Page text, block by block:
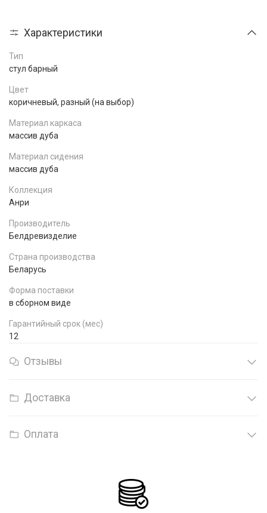
Характеристики
Тип
стул барный
Цвет
коричневый, разный (на выбор)
Материал каркаса
массив дуба
Материал сидения
массив дуба
Коллекция
Анри
Производитель
Белдревизделие
Страна производства
Беларусь
Форма поставки
в сборном виде
Гарантийный срок (мес)
12
Отзывы
Доставка
Оплата